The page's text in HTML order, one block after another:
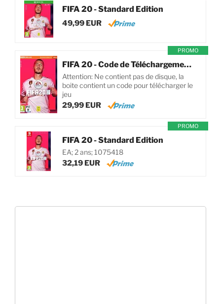
FIFA 20 - Standard Edition
49,99 EUR
PROMO
FIFA 20 - Code de Téléchargement pour PC
Attention: Ne contient pas de disque, la
boite contient un code pour télécharger le
jeu
29,99 EUR
PROMO
FIFA 20 - Standard Edition
EA; 2 ans; 1075418
32,19 EUR